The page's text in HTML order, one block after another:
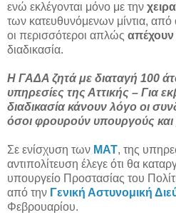
ενώ εκλέγονται μόνο με την
των κατευθυνόμενων μίντια, από
οι περισσότεροι απλώς απέχουν
διαδικασία.
Η ΓΑΔΑ ζητά με διαταγή 100
υπηρεσίες της Αττικής – Για
διαδικασία κάνουν λόγο οι
όσοι φρουρούν υπουργούς και
Σε ενίσχυση των ΜΑΤ, της
αντιπολίτευση έλεγε ότι θα
υπουργείο Προστασίας του
από την Γενική Αστυνομική
Φεβρουαρίου.